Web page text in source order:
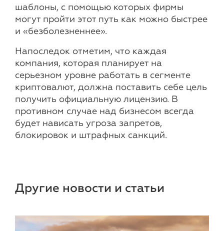
шаблоны, с помощью которых фирмы
могут пройти этот путь как можно быстрее
и «безболезненнее».
Напоследок отметим, что каждая
компания, которая планирует на
серьезном уровне работать в сегменте
криптовалют, должна поставить себе цель
получить официальную лицензию. В
противном случае над бизнесом всегда
будет нависать угроза запретов,
блокировок и штрафных санкций.
Другие новости и статьи